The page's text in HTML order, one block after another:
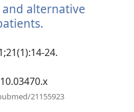
alternative
vindu)
24.
21155923